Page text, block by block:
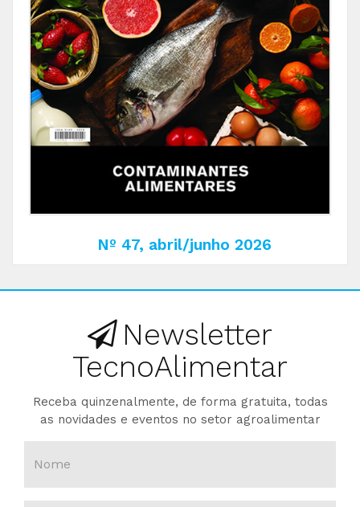
Nº 47, abril/junho 2026
Newsletter
TecnoAlimentar
Receba quinzenalmente, de forma gratuita, todas
as novidades e eventos no setor agroalimentar